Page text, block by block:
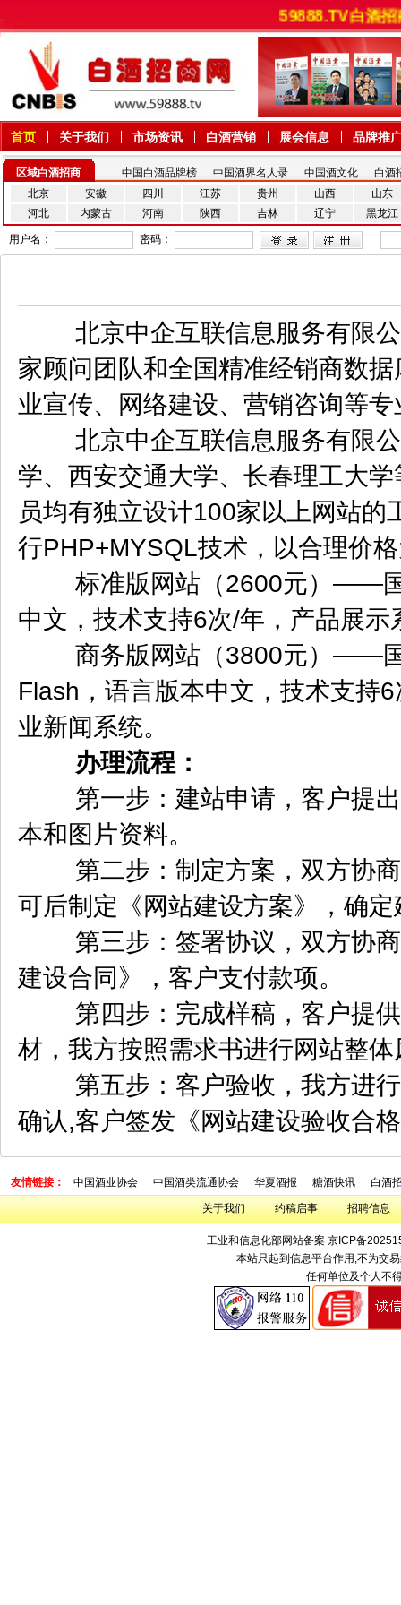
59888.TV白
首页 关于我们 市场资讯 白酒营销 展会信息 品牌推
区域白酒招商 中国白酒品牌榜 中国酒界名人录 中国酒文化
白酒
北京
安徽 四川 江苏 贵州 山西
山东
河北
内蒙古 河南 陕西 吉林 辽宁 黑龙江
用户名： 密码：
北京中企互联信息服务有限公
家顾问团队和全国精准经销商数
业宣传、网络建设、营销咨询等
北京中企互联信息服务有限公
学、西安交通大学、长春理工大
员均有独立设计100家以上网站
行PHP+MYSQL技术，以合理价
标准版网站（2600元）——国
中文，技术支持6次/年，产品展
商务版网站（3800元）——国
Flash，语言版本中文，技术支持
业新闻系统。
办理流程：
第一步：建站申请，客户提出
本和图片资料。
第二步：制定方案，双方协商
可后制定《网站建设方案》，确
第三步：签署协议，双方协商
建设合同》，客户支付款项。
第四步：完成样稿，客户提供
材，我方按照需求书进行网站整
第五步：客户验收，我方进行
确认,客户签发《网站建设验收合
友情链接： 中国酒业协会 中国酒类流通协会 华夏酒报 糖酒快讯 白酒
关于我们 约稿启事 招聘信息
工业和信息化部网站备案 京ICP备
本站只起到信息平台作用,不为交
任何单位及个人不